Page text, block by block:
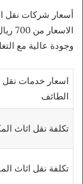
أسعار شركات نقل
وجودة عالية مع
اسعار خدمات
الطائف
تكلفة نقل اثاث
تكلفة نقل اثاث